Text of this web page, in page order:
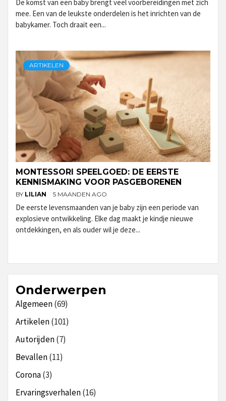
De komst van een baby brengt veel voorbereidingen met zich
mee. Een van de leukste onderdelen is het inrichten van de
babykamer. Toch draait een...
ARTIKELEN
MONTESSORI SPEELGOED: DE EERSTE
KENNISMAKING VOOR PASGEBORENEN
BY LILIAN 5 MAANDEN AGO
De eerste levensmaanden van je baby zijn een periode van
explosieve ontwikkeling. Elke dag maakt je kindje nieuwe
ontdekkingen, en als ouder wil je deze...
Onderwerpen
Algemeen(69)
Artikelen(101)
Autorijden(7)
Bevallen(11)
Corona(3)
Ervaringsverhalen(16)